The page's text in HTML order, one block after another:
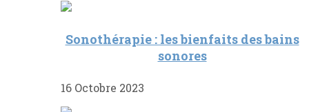
Sonothérapie : les bienfaits des bains
sonores
16 Octobre 2023